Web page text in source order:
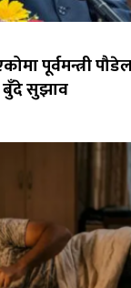
पूर्वमन्त्री
बुँदे सुझाव